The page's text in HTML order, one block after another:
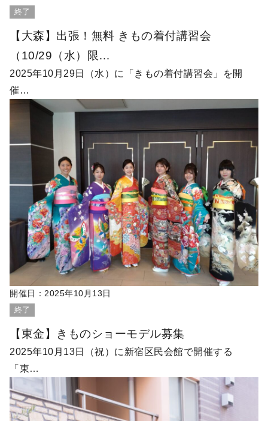
終了
【大森】出張！無料 きもの着付講習会
（10/29（水）限…
2025年10月29日（水）に「きもの着付講習会」を開
催…
開催日： 2025年10月13日
終了
【東金】きものショーモデル募集
2025年10月13日（祝）に新宿区民会館で開催する
「東…